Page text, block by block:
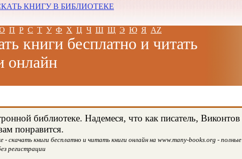
КНИГУ В БИБЛИОТЕКЕ
П Р С Т У Ф Х Ц Ч Ш Щ Э Ю Я AZ
книги бесплатно и читать
онлайн
библиотеке. Надемеся, что как писатель, Виконтов
понравится.
книги бесплатно и читать книги онлайн на www.many-books.org - полные
регистрации